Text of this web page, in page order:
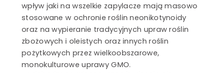
wpływ jaki na wszelkie zapylacze mają masowo
stosowane w ochronie roślin neonikotynoidy
oraz na wypieranie tradycyjnych upraw roślin
zbożowych i oleistych oraz innych roślin
pożytkowych przez wielkoobszarowe,
monokulturowe uprawy GMO.